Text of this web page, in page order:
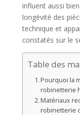
influent aussi
longévité des
technique et
constatés sur le
Table des
Pourquoi la
robinetterie
Matériaux
robinetterie